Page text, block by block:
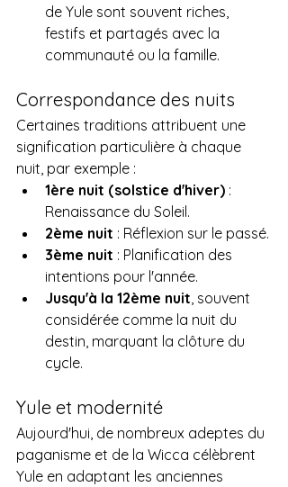
de Yule sont souvent riches,
festifs et partagés avec la
communauté ou la famille.
Correspondance des nuits
Certaines traditions attribuent une
signification particulière à chaque
nuit, par exemple :
1ère nuit (solstice d'hiver) :
Renaissance du Soleil.
2ème nuit : Réflexion sur le passé.
3ème nuit : Planification des
intentions pour l'année.
Jusqu'à la 12ème nuit , souvent
considérée comme la nuit du
destin, marquant la clôture du
cycle.
Yule et modernité
Aujourd'hui, de nombreux adeptes du
paganisme et de la Wicca célèbrent
Yule en adaptant les anciennes